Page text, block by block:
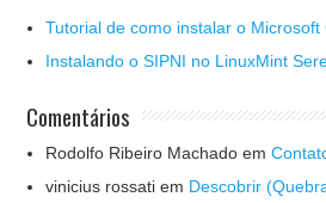
Tutorial de como instalar o
Instalando o SIPNI no LinuxMint
Comentários
Rodolfo Ribeiro Machado em
vinicius rossati em Descobrir